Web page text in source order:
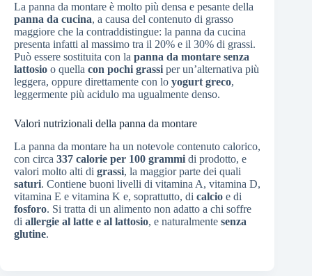
La panna da montare è molto più densa e pesante della
panna da cucina, a causa del contenuto di grasso
maggiore che la contraddistingue: la panna da cucina
presenta infatti al massimo tra il 20% e il 30% di grassi.
Può essere sostituita con la panna da montare senza
lattosio o quella con pochi grassi per un’alternativa più
leggera, oppure direttamente con lo yogurt greco,
leggermente più acidulo ma ugualmente denso.
Valori nutrizionali della panna da montare
La panna da montare ha un notevole contenuto calorico,
con circa 337 calorie per 100 grammi di prodotto, e
valori molto alti di grassi, la maggior parte dei quali
saturi. Contiene buoni livelli di vitamina A, vitamina D,
vitamina E e vitamina K e, soprattutto, di calcio e di
fosforo. Si tratta di un alimento non adatto a chi soffre
di allergie al latte e al lattosio, e naturalmente senza
glutine.